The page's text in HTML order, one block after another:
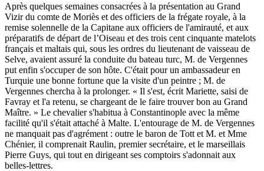
Après quelques semaines consacrées à la présentation au Grand
Vizir du comte de Moriès et des officiers de la frégate royale, à la
remise solennelle de la Capitane aux officiers de l'amirauté, et aux
préparatifs de départ de l’Oiseau et des trois cent cinquante matelots
français et maltais qui, sous les ordres du lieutenant de vaisseau de
Selve, avaient assuré la conduite du bateau turc, M. de Vergennes
put enfin s'occuper de son hôte. C'était pour un ambassadeur en
Turquie une bonne fortune que la visite d'un peintre ; M. de
Vergennes chercha à la prolonger. « Il s'est, écrit Mariette, saisi de
Favray et l'a retenu, se chargeant de le faire trouver bon au Grand
Maître. » Le chevalier s'habitua à Constantinople avec la même
facilité qu'il s'était attaché à Malte. L'entourage de M. de Vergennes
ne manquait pas d'agrément : outre le baron de Tott et M. et Mme
Chénier, il comprenait Raulin, premier secrétaire, et le marseillais
Pierre Guys, qui tout en dirigeant ses comptoirs s'adonnait aux
belles-lettres.